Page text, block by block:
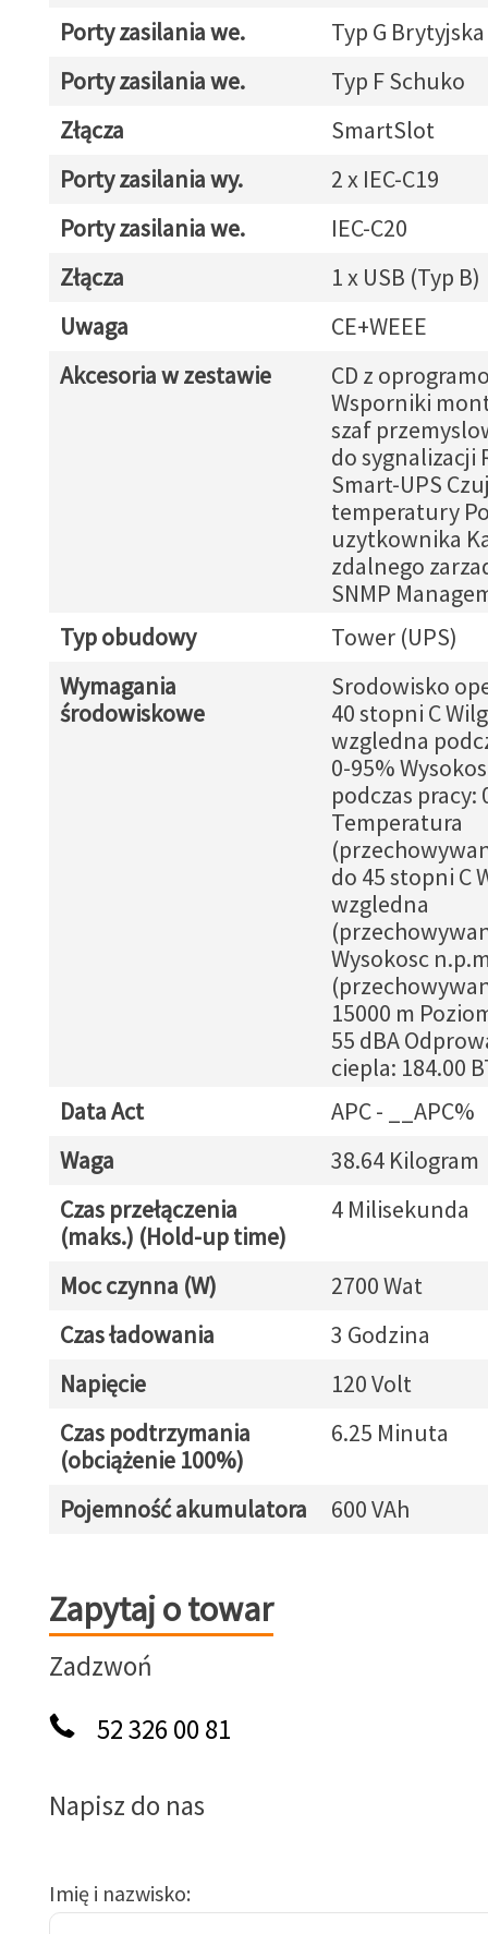
Porty zasilania we.
Typ G Brytyjska
Porty zasilania we.
Typ F Schuko
Złącza
SmartSlot
Porty zasilania wy.
2 x IEC-C19
Porty zasilania we.
IEC-C20
Złącza
1 x USB (Typ B)
Uwaga
CE+WEEE
Akcesoria w zestawie
CD z
Wsporniki
szaf
do sygnalizacji
Smart-UPS
temperatury
uzytkownika
zdalnego
SNMP
Typ obudowy
Tower (UPS)
Wymagania
środowiskowe
Srodowisko
40 stopni C
wzgledna
0-95%
podczas pracy:
Temperatura
do 45 stopni C
wzgledna
Wysokosc
15000 m
55 dBA
ciepla: 184.00
Data Act
APC - __APC%
Waga
38.64 Kilogram
Czas przełączenia
(maks.) (Hold-up time)
4 Milisekunda
Moc czynna (W)
2700 Wat
Czas ładowania
3 Godzina
Napięcie
120 Volt
Czas podtrzymania
(obciążenie 100%)
6.25 Minuta
Pojemność akumulatora 600 VAh
Zapytaj o towar
Zapytaj o towar
Zadzwoń
52 326 00 81
Napisz do nas
Imię i nazwisko